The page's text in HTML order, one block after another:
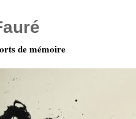
de mémoire